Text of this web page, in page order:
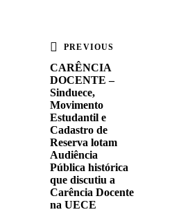
PREVIOUS
CARÊNCIA
DOCENTE –
Sinduece,
Movimento
Estudantil e
Cadastro de
Reserva lotam
Audiência
Pública histórica
que discutiu a
Carência Docente
na UECE